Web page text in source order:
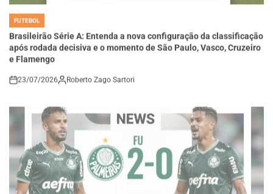
IN
FUTEBOL
Brasileirão Série A: Entenda a nova configuração da classificação
após rodada decisiva e o momento de São Paulo, Vasco, Cruzeiro
e Flamengo
23/07/2026